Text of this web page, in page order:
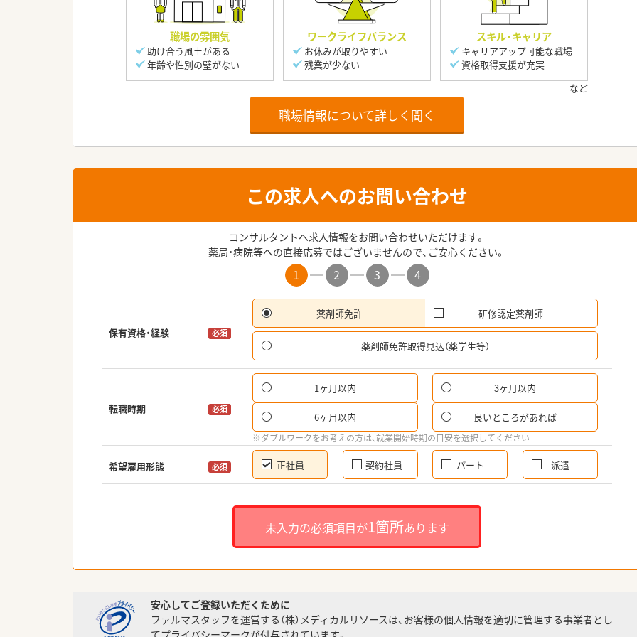
職場の雰囲気
助け合う風土がある
年齢や性別の壁がない
ワークライフバランス
お休みが取りやすい
残業が少ない
スキル・キャリア
キャリアアップ可能な職場
資格取得支援が充実
職場情報について詳しく聞く
この求人へのお問い合わせ
コンサルタントへ求人情報をお問い合わせいただけます。
薬局・病院等への直接応募ではございませんので、ご安心ください。
1 2 3 4
保有資格・経験 必須
薬剤師免許 研修認定薬剤師
薬剤師免許取得見込（薬学生等）
転職時期 必須
1ヶ月以内 3ヶ月以内
6ヶ月以内 良いところがあれば
※ダブルワークをお考えの方は、就業開始時期の目安を選択してください
希望雇用形態 必須 正社員 契約社員 パート 派遣
未入力の必須項目が1箇所あります
安心してご登録いただくために
ファルマスタッフを運営する（株）メディカルリソースは、お客様の個人情報を適切に管理する事業者とし